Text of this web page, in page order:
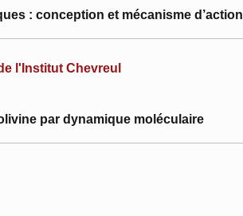
: conception et mécanisme d’action
l'Institut Chevreul
par dynamique moléculaire